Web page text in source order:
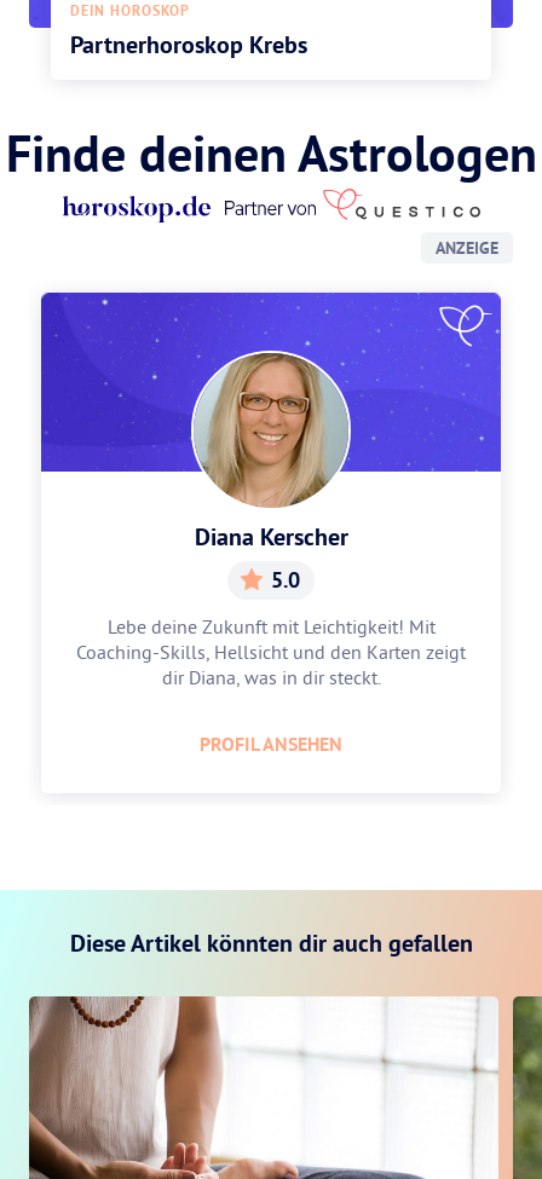
DEIN HOROSKOP
Partnerhoroskop Krebs
Finde deinen Astrologen
ANZEIGE
Diana Kerscher
5.0
Lebe deine Zukunft mit Leichtigkeit! Mit
Coaching-Skills, Hellsicht und den Karten zeigt
dir Diana, was in dir steckt.
PROFIL ANSEHEN
Diese Artikel könnten dir auch gefallen